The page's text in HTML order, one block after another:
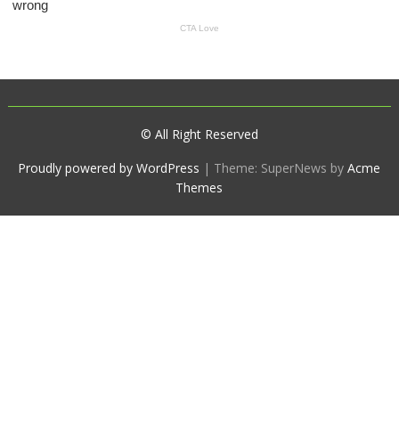
© All Right Reserved
Proudly powered by WordPress | Theme: SuperNews byAcme
Themes